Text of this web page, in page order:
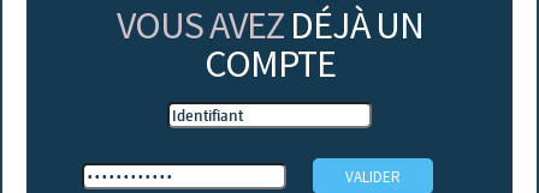
VOUS AVEZ DÉJÀ UN
COMPTE